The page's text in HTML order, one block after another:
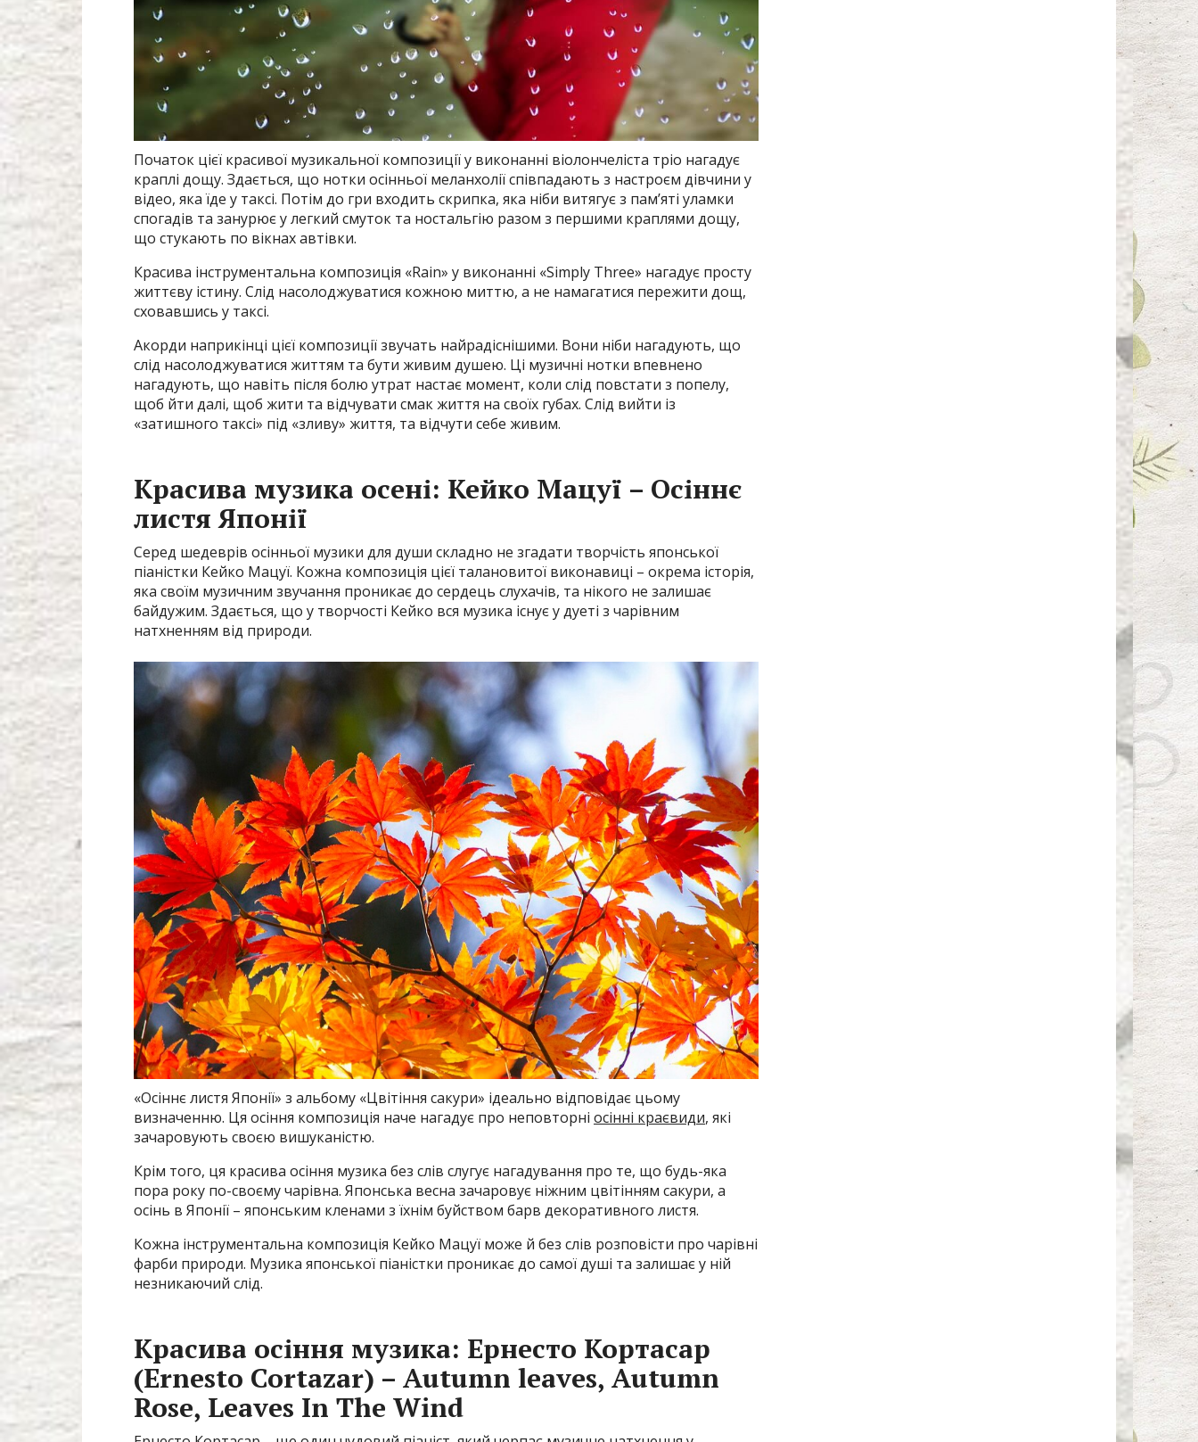
Початок цієї красивої музикальної композиції у виконанні віолончеліста тріо нагадує
краплі дощу. Здається, що нотки осінньої меланхолії співпадають з настроєм дівчини у
відео, яка їде у таксі. Потім до гри входить скрипка, яка ніби витягує з пам’яті уламки
спогадів та занурює у легкий смуток та ностальгію разом з першими краплями дощу,
що стукають по вікнах автівки.
Красива інструментальна композиція «Rain» у виконанні «Simply Three» нагадує просту
життєву істину. Слід насолоджуватися кожною миттю, а не намагатися пережити дощ,
сховавшись у таксі.
Акорди наприкінці цієї композиції звучать найрадіснішими. Вони ніби нагадують, що
слід насолоджуватися життям та бути живим душею. Ці музичні нотки впевнено
нагадують, що навіть після болю утрат настає момент, коли слід повстати з попелу,
щоб йти далі, щоб жити та відчувати смак життя на своїх губах. Слід вийти із
«затишного таксі» під «зливу» життя, та відчути себе живим.
Красива музика осені: Кейко Мацуї – Осіннє
листя Японії
Серед шедеврів осінньої музики для души складно не згадати творчість японської
піаністки Кейко Мацуї. Кожна композиція цієї талановитої виконавиці – окрема історія,
яка своїм музичним звучання проникає до сердець слухачів, та нікого не залишає
байдужим. Здається, що у творчості Кейко вся музика існує у дуеті з чарівним
натхненням від природи.
«Осіннє листя Японії» з альбому «Цвітіння сакури» ідеально відповідає цьому
визначенню. Ця осіння композиція наче нагадує про неповторні осінні краєвиди, які
зачаровують своєю вишуканістю.
Крім того, ця красива осіння музика без слів слугує нагадування про те, що будь-яка
пора року по-своєму чарівна. Японська весна зачаровує ніжним цвітінням сакури, а
осінь в Японії – японським кленами з їхнім буйством барв декоративного листя.
Кожна інструментальна композиція Кейко Мацуї може й без слів розповісти про чарівні
фарби природи. Музика японської піаністки проникає до самої душі та залишає у ній
незникаючий слід.
Красива осіння музика: Ернесто Кортасар
(Ernesto Cortazar) – Autumn leaves, Autumn
Rose, Leaves In The Wind